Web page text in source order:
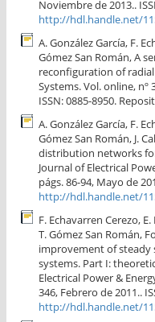
Noviembre de 2013..
http://hdl.handle.net/
A. González García, F.
Gómez San Román, A
reconfiguration of
Systems. Vol. online, nº
ISSN: 0885-8950.
A. González García, F.
Gómez San Román, J.
distribution networks
Journal of Electrical
págs. 86-94, Mayo de
http://hdl.handle.net/
F. Echavarren Cerezo,
T. Gómez San Román,
improvement of steady
systems. Part I:
Electrical Power &
346, Febrero de 2011..
http://hdl.handle.net/